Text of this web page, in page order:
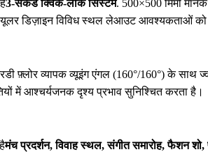
3-सेकंड क्विक-लॉक सिस्टम. 500×500 मिमी
डिज़ाइन विविध स्थल लेआउट आवश्यकताओं को
व्यापक व्यूइंग एंगल (160°/160°) के साथ
में आश्चर्यजनक दृश्य प्रभाव सुनिश्चित करता है।
मंच प्रदर्शन, विवाह स्थल, संगीत समारोह, फैशन शो,